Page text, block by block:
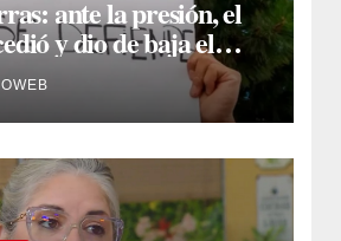
ante la presión, el
y dio de baja el
polémica